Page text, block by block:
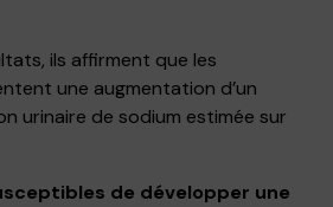
ils affirment que les
une augmentation d’un
urinaire de sodium estimée sur
de développer une